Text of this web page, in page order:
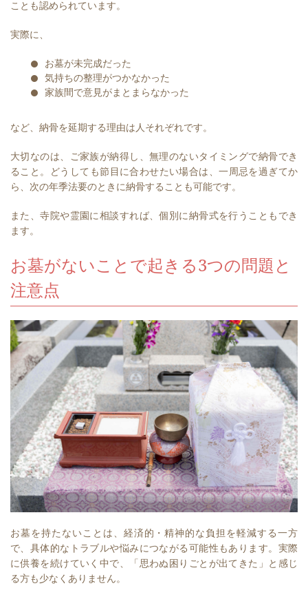
ことも認められています。
実際に、
お墓が未完成だった
気持ちの整理がつかなかった
家族間で意見がまとまらなかった
など、納骨を延期する理由は人それぞれです。
大切なのは、ご家族が納得し、無理のないタイミングで納骨でき
ること。⁠どうしても節目に合わせたい場合は、一周忌を過ぎてか
ら、次の年季法要のときに納骨することも可能です。
また、寺院や霊園に相談すれば、個別に納骨式を行うこともでき
ます。
お墓がないことで起きる3つの問題と
注意点⁠
お墓を持たないことは、経済的・精神的な負担を軽減する一方
で、具体的なトラブルや悩みにつながる可能性もあります。実際
に供養を続けていく中で、「思わぬ困りごとが出てきた」と感じ
る方も少なくありません。